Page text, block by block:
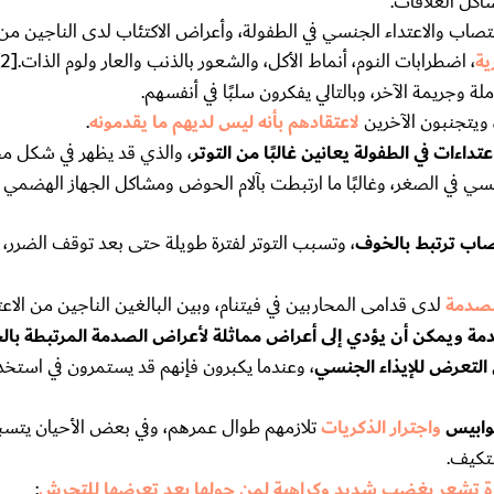
والاعتداء الجنسي في الطفولة، وأعراض الاكتئاب لدى الناجين من
، اضطرابات النوم، أنماط الأكل، والشعور بالذنب والعار ولوم الذات.[2]
وجريمة الآخر، وبالتالي يفكرون سلبًا في أنفسهم.
ويتجنبون الآخرينلاعتقادهم بأنه ليس لديهم ما يقدمونه.
في الطفولة يعانين غالبًا من التوتر، والذي قد يظهر في شكل
في الصغر، وغالبًا ما ارتبطت بآلام الحوض ومشاكل الجهاز
ترتبط بالخوف، وتسبب التوتر لفترة طويلة حتى بعد توقف
لدى قدامى المحاربين في فيتنام، وبين البالغين الناجين من
ويمكن أن يؤدي إلى أعراض مماثلة لأعراض الصدمة المرتبطة
للإيذاء الجنسي، وعندما يكبرون فإنهم قد يستمرون في
واجترار الذكرياتتلازمهم طوال عمرهم، وفي بعض الأحيان